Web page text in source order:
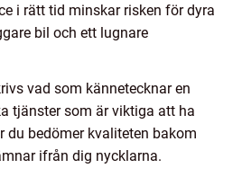
i rätt tid minskar risken för dyra
bil och ett lugnare
vad som kännetecknar en
tjänster som är viktiga att ha
du bedömer kvaliteten bakom
ifrån dig nycklarna.